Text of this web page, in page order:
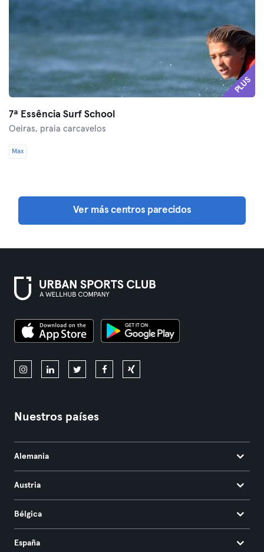
PLUS
7ª Essência Surf School
Oeiras, praia carcavelos
Max
Ver más centros parecidos
Nuestros países
Alemania
Austria
Bélgica
España